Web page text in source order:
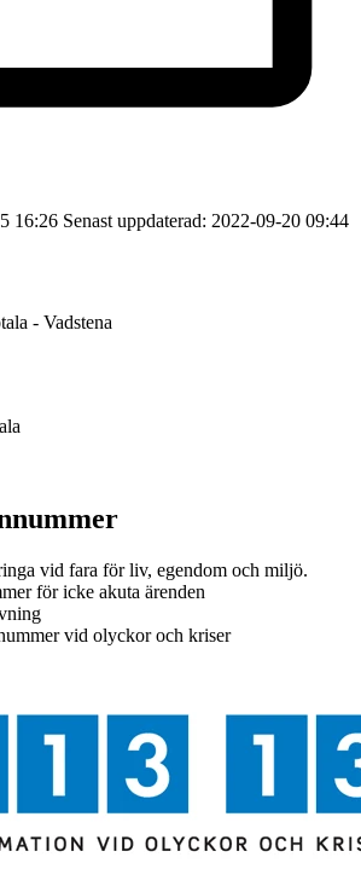
16:26 Senast uppdaterad: 2022-09-20 09:44
- Vadstena
vid fara för liv, egendom och miljö.
för icke akuta ärenden
vid olyckor och kriser